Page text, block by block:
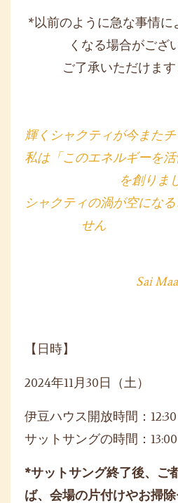
*以前のように急な事情に
くなる場合がござ
ご了承いただけます
輝くシャクティが今また
私は「このエネルギーを活
を創りま
シャクティの渦が空にな
せ
Sai Maa
【日時】
2024年11月30日（土）
伊豆ハウス開放時間：12:30
サットサングの時間：13:00
*サットサング終了後、ご
ば、 会場の片付けやお掃